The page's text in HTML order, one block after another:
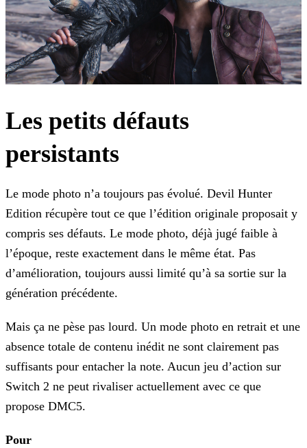
Les petits défauts
persistants
Le mode photo n’a toujours pas évolué. Devil Hunter
Edition récupère tout ce que l’édition originale proposait y
compris ses défauts. Le mode photo, déjà jugé faible à
l’époque, reste exactement dans le même état. Pas
d’amélioration, toujours aussi limité qu’à sa sortie sur la
génération précédente.
Mais ça ne pèse pas lourd. Un mode photo en retrait et une
absence totale de contenu inédit ne sont clairement pas
suffisants pour entacher la note. Aucun jeu d’action sur
Switch 2 ne peut rivaliser actuellement avec ce que
propose DMC5.
Pour